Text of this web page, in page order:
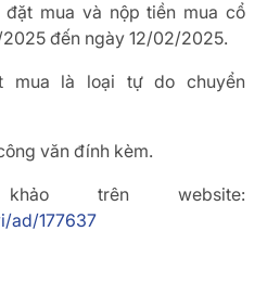
mua và nộp tiền mua cổ
đến ngày 12/02/2025.
mua là loại tự do chuyển
văn đính kèm.
trên website:
ad/177637